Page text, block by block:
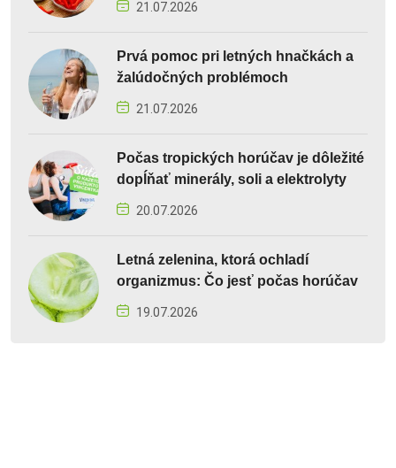
21.07.2026
Prvá pomoc pri letných hnačkách a
žalúdočných problémoch
21.07.2026
Počas tropických horúčav je dôležité
dopĺňať minerály, soli a elektrolyty
20.07.2026
Letná zelenina, ktorá ochladí
organizmus: Čo jesť počas horúčav
19.07.2026